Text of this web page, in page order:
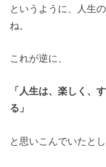
というように、人生
ね。
これが逆に、
「人生は、楽しく、
る」
と思いこんでいたとし